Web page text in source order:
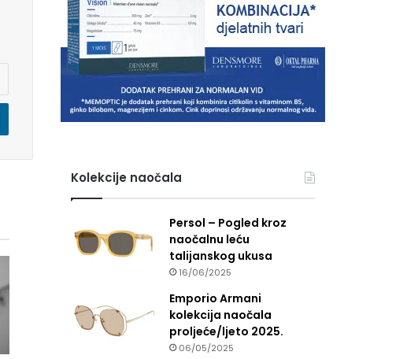
Kolekcije naočala
Persol – Pogled kroz
naočalnu leću
talijanskog ukusa
16/06/2025
Emporio Armani
kolekcija naočala
proljeće/ljeto 2025.
06/05/2025